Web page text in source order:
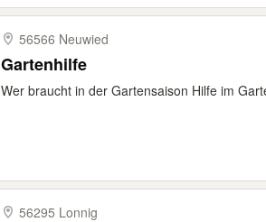
56566 Neuwied
Gartenhilfe
Wer braucht in der Gartensaison Hilfe im
56295 Lonnig